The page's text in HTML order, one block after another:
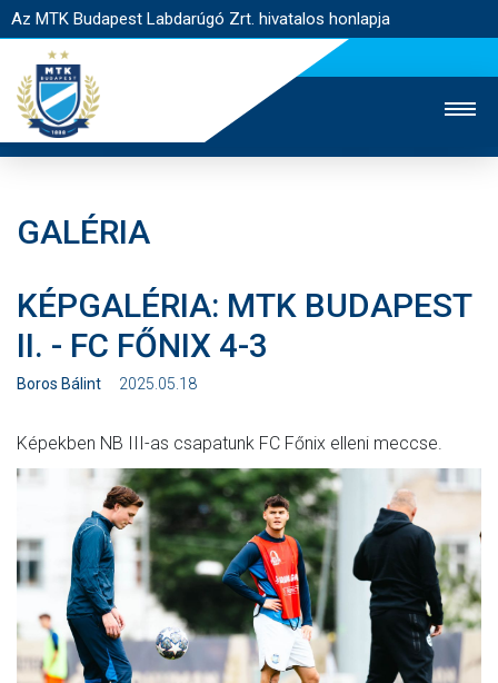
Az MTK Budapest Labdarúgó Zrt. hivatalos honlapja
JEGYÉRTÉKESÍTÉS
WEBSHOP
STADION
EGYESÜLET
KAPCSOLAT
HÍREK
CSAPATOK
MÉRKŐZÉSEK
KLUB
GALÉRIA
SZURKOLÓI ÉLMÉNYEK
GALÉRIA
KÉPGALÉRIA: MTK BUDAPEST
II. - FC FŐNIX 4-3
Boros Bálint 2025.05.18
Képekben NB III-as csapatunk FC Főnix elleni meccse.